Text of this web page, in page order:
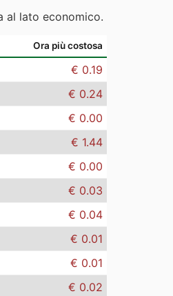
al lato economico.
Ora più costosa
€ 0.19
€ 0.24
€ 0.00
€ 1.44
€ 0.00
€ 0.03
€ 0.04
€ 0.01
€ 0.01
€ 0.02